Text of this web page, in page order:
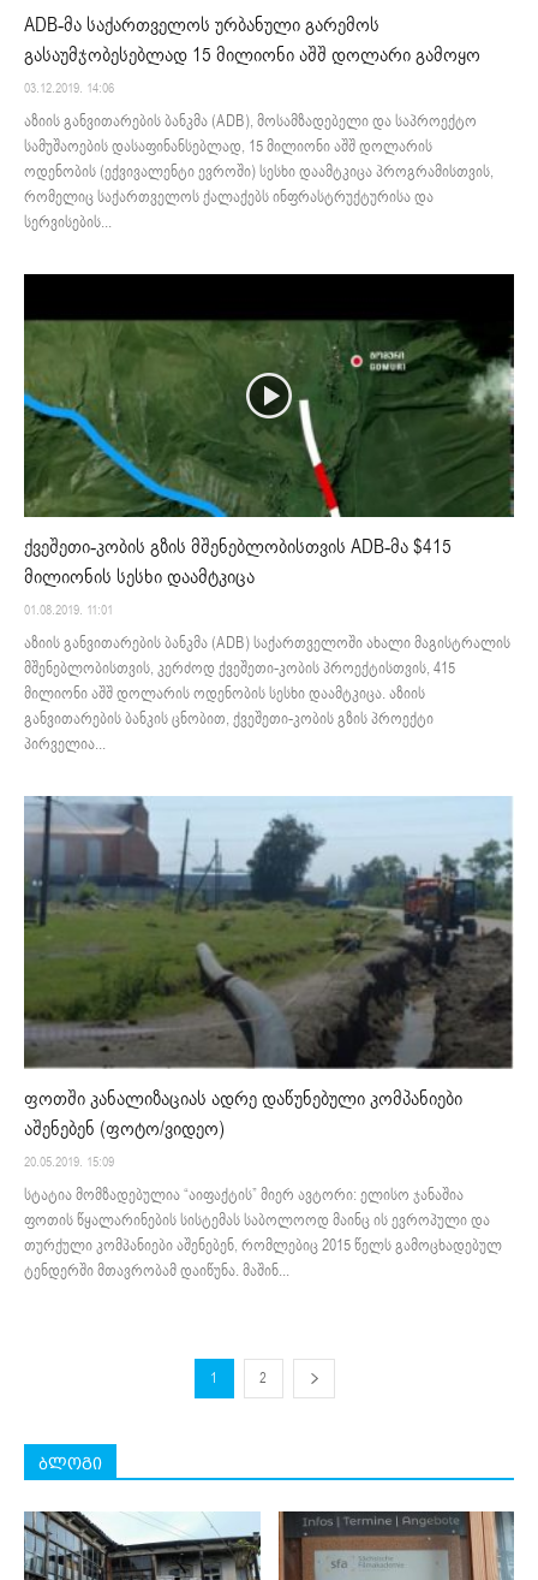
ADB-მა საქართველოს ურბანული გარემოს
გასაუმჯობესებლად 15 მილიონი აშშ დოლარი გამოყო
03.12.2019. 14:06
აზიის განვითარების ბანკმა (ADB), მოსამზადებელი და საპროექტო
სამუშაოების დასაფინანსებლად, 15 მილიონი აშშ დოლარის
ოდენობის (ექვივალენტი ევროში) სესხი დაამტკიცა პროგრამისთვის,
რომელიც საქართველოს ქალაქებს ინფრასტრუქტურისა და
სერვისების...
ქვეშეთი-კობის გზის მშენებლობისთვის ADB-მა $415
მილიონის სესხი დაამტკიცა
01.08.2019. 11:01
აზიის განვითარების ბანკმა (ADB) საქართველოში ახალი მაგისტრალის
მშენებლობისთვის, კერძოდ ქვეშეთი-კობის პროექტისთვის, 415
მილიონი აშშ დოლარის ოდენობის სესხი დაამტკიცა. აზიის
განვითარების ბანკის ცნობით, ქვეშეთი-კობის გზის პროექტი
პირველია...
ფოთში კანალიზაციას ადრე დაწუნებული კომპანიები
აშენებენ (ფოტო/ვიდეო)
20.05.2019. 15:09
სტატია მომზადებულია “აიფაქტის” მიერ ავტორი: ელისო ჯანაშია
ფოთის წყალარინების სისტემას საბოლოოდ მაინც ის ევროპული და
თურქული კომპანიები აშენებენ, რომლებიც 2015 წელს გამოცხადებულ
ტენდერში მთავრობამ დაიწუნა. მაშინ...
1 2
ბლოგი